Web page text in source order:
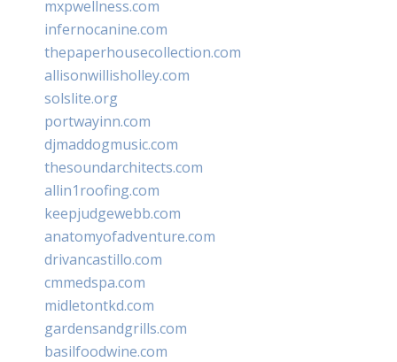
mxpwellness.com
infernocanine.com
thepaperhousecollection.com
allisonwillisholley.com
solslite.org
portwayinn.com
djmaddogmusic.com
thesoundarchitects.com
allin1roofing.com
keepjudgewebb.com
anatomyofadventure.com
drivancastillo.com
cmmedspa.com
midletontkd.com
gardensandgrills.com
basilfoodwine.com